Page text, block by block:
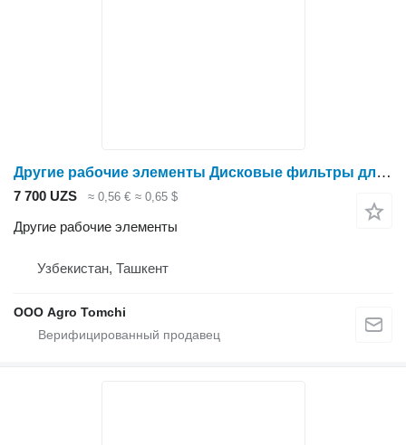
Другие рабочие элементы Дисковые фильтры для капельного орошения для опрыскивателя
7 700 UZS ≈ 0,56 € ≈ 0,65 $
Другие рабочие элементы
Узбекистан, Ташкент
ООО Agro Tomchi